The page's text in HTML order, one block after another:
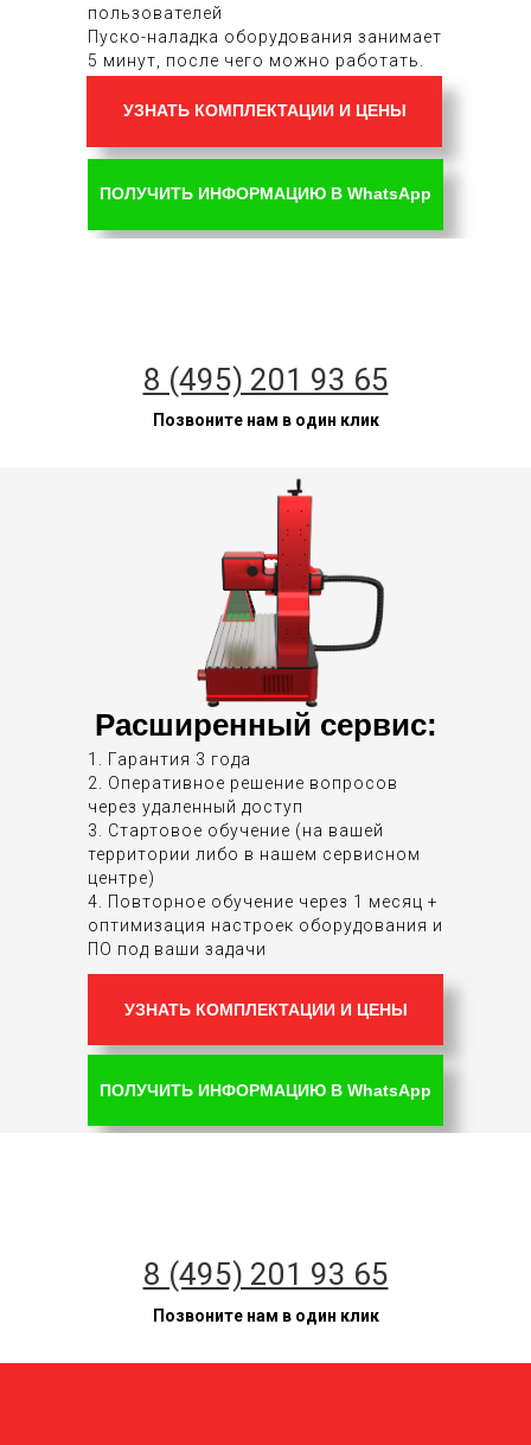
пользователей
Пуско-наладка оборудования занимает
5 минут, после чего можно работать.
УЗНАТЬ КОМПЛЕКТАЦИИ И ЦЕНЫ
ПОЛУЧИТЬ ИНФОРМАЦИЮ В WhatsApp
8 (495) 201 93 65
Позвоните нам в один клик
1. Гарантия 3 года
2. Оперативное решение вопросов
через удаленный доступ
3. Стартовое обучение (на вашей
территории либо в нашем сервисном
центре)
4. Повторное обучение через 1 месяц +
оптимизация настроек оборудования и
ПО под ваши задачи
Расширенный сервис:
УЗНАТЬ КОМПЛЕКТАЦИИ И ЦЕНЫ
ПОЛУЧИТЬ ИНФОРМАЦИЮ В WhatsApp
8 (495) 201 93 65
Позвоните нам в один клик